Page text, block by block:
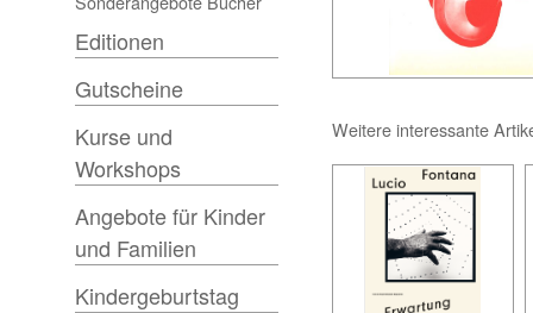
Editionen
Gutscheine
Kurse und
Workshops
Angebote für Kinder
und Familien
Kindergeburtstag
Weitere interessante